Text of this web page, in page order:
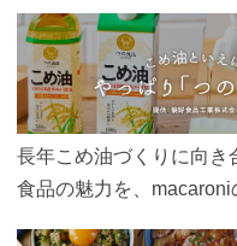
長年こめ油づくりに向き
食品の魅力を、macaroni